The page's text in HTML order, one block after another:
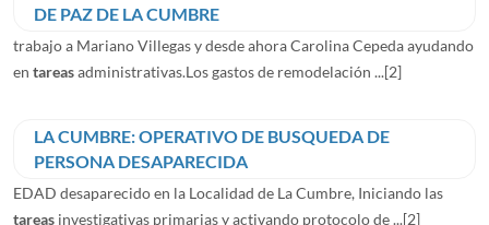
DE PAZ DE LA CUMBRE
trabajo a Mariano Villegas y desde ahora Carolina Cepeda ayudando
en tareasadministrativas.Los gastos de remodelación ...[2]
LA CUMBRE: OPERATIVO DE BUSQUEDA DE
PERSONA DESAPARECIDA
EDAD desaparecido en la Localidad de La Cumbre, Iniciando las
tareas investigativas primarias y activando protocolo de ...[2]